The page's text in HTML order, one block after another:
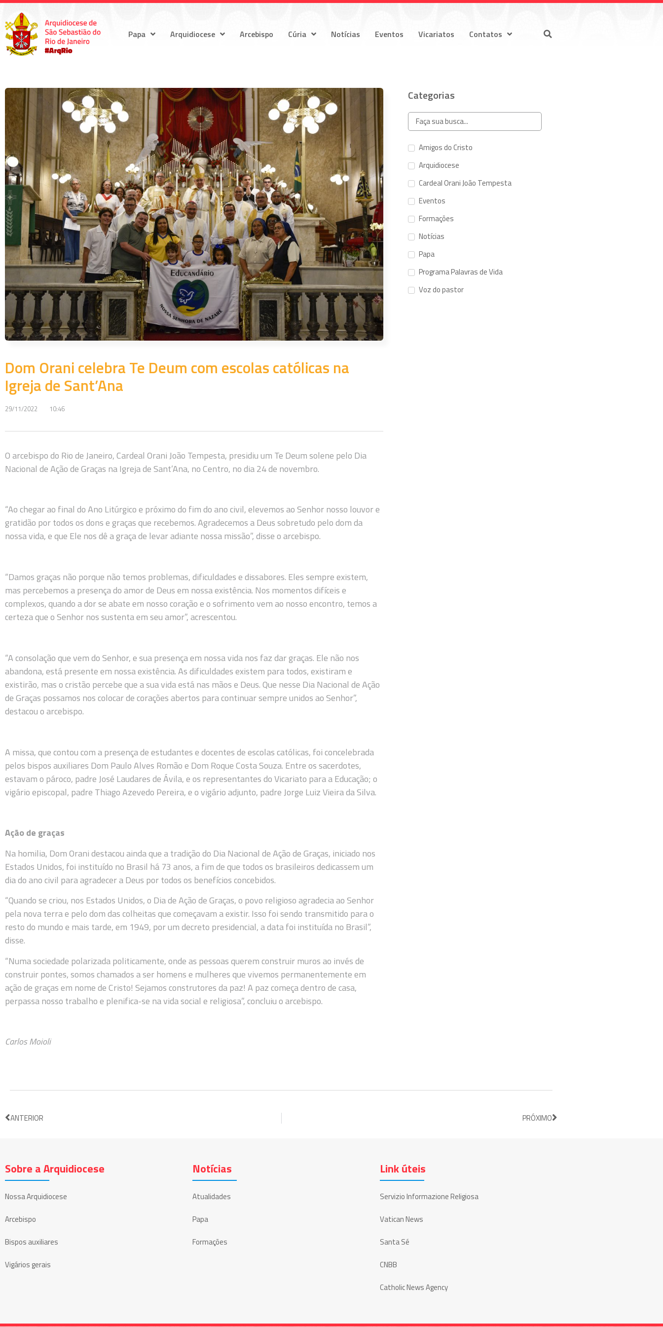
Papa Arquidiocese Arcebispo Cúria Notícias Eventos Vicariatos Contatos
Dom Orani celebra Te Deum com escolas católicas na
Igreja de Sant’Ana
29/11/2022 10:46
O arcebispo do Rio de Janeiro, Cardeal Orani João Tempesta, presidiu um Te Deum solene pelo Dia
Nacional de Ação de Graças na Igreja de Sant’Ana, no Centro, no dia 24 de novembro.
“Ao chegar ao final do Ano Litúrgico e próximo do fim do ano civil, elevemos ao Senhor nosso louvor e
gratidão por todos os dons e graças que recebemos. Agradecemos a Deus sobretudo pelo dom da
nossa vida, e que Ele nos dê a graça de levar adiante nossa missão”, disse o arcebispo.
“Damos graças não porque não temos problemas, dificuldades e dissabores. Eles sempre existem,
mas percebemos a presença do amor de Deus em nossa existência. Nos momentos difíceis e
complexos, quando a dor se abate em nosso coração e o sofrimento vem ao nosso encontro, temos a
certeza que o Senhor nos sustenta em seu amor”, acrescentou.
“A consolação que vem do Senhor, e sua presença em nossa vida nos faz dar graças. Ele não nos
abandona, está presente em nossa existência. As dificuldades existem para todos, existiram e
existirão, mas o cristão percebe que a sua vida está nas mãos e Deus. Que nesse Dia Nacional de Ação
de Graças possamos nos colocar de corações abertos para continuar sempre unidos ao Senhor”,
destacou o arcebispo.
A missa, que contou com a presença de estudantes e docentes de escolas católicas, foi concelebrada
pelos bispos auxiliares Dom Paulo Alves Romão e Dom Roque Costa Souza. Entre os sacerdotes,
estavam o pároco, padre José Laudares de Ávila, e os representantes do Vicariato para a Educação; o
vigário episcopal, padre Thiago Azevedo Pereira, e o vigário adjunto, padre Jorge Luiz Vieira da Silva.
Ação de graças
Na homilia, Dom Orani destacou ainda que a tradição do Dia Nacional de Ação de Graças, iniciado nos
Estados Unidos, foi instituído no Brasil há 73 anos, a fim de que todos os brasileiros dedicassem um
dia do ano civil para agradecer a Deus por todos os benefícios concebidos.
“Quando se criou, nos Estados Unidos, o Dia de Ação de Graças, o povo religioso agradecia ao Senhor
pela nova terra e pelo dom das colheitas que começavam a existir. Isso foi sendo transmitido para o
resto do mundo e mais tarde, em 1949, por um decreto presidencial, a data foi instituída no Brasil”,
disse.
“Numa sociedade polarizada politicamente, onde as pessoas querem construir muros ao invés de
construir pontes, somos chamados a ser homens e mulheres que vivemos permanentemente em
ação de graças em nome de Cristo! Sejamos construtores da paz! A paz começa dentro de casa,
perpassa nosso trabalho e plenifica-se na vida social e religiosa”, concluiu o arcebispo.
Carlos Moioli
Categorias
Amigos do Cristo
Arquidiocese
Cardeal Orani João Tempesta
Eventos
Formações
Notícias
Papa
Programa Palavras de Vida
Voz do pastor
ANTERIOR PRÓXIMO
Sobre a Arquidiocese
Nossa Arquidiocese
Arcebispo
Bispos auxiliares
Vigários gerais
Notícias
Atualidades
Papa
Formações
Link úteis
Servizio Informazione Religiosa
Vatican News
Santa Sé
CNBB
Catholic News Agency